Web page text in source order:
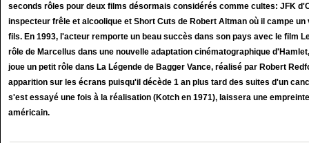
seconds rôles pour deux films désormais considérés comme cultes: JFK
inspecteur frêle et alcoolique et Short Cuts de Robert Altman où il campe
fils. En 1993, l'acteur remporte un beau succès dans son pays avec le film
rôle de Marcellus dans une nouvelle adaptation cinématographique
joue un petit rôle dans La Légende de Bagger Vance, réalisé par Robert
apparition sur les écrans puisqu'il décède 1 an plus tard des suites d'un
s'est essayé une fois à la réalisation (Kotch en 1971), laissera une
américain.